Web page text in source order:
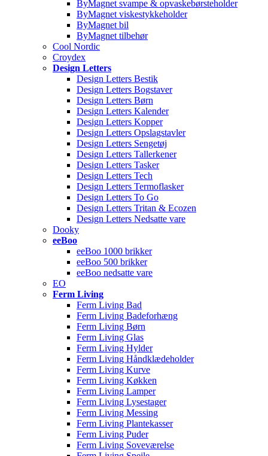
ByMagnet svampe & opvaskebørsteholder
ByMagnet viskestykkeholder
ByMagnet bil
ByMagnet tilbehør
Cool Nordic
Croydex
Design Letters
Design Letters Bestik
Design Letters Bogstaver
Design Letters Børn
Design Letters Kalender
Design Letters Kopper
Design Letters Opslagstavler
Design Letters Sengetøj
Design Letters Tallerkener
Design Letters Tasker
Design Letters Tech
Design Letters Termoflasker
Design Letters To Go
Design Letters Tritan & Ecozen
Design Letters Nedsatte vare
Dooky
eeBoo
eeBoo 1000 brikker
eeBoo 500 brikker
eeBoo nedsatte vare
EO
Ferm Living
Ferm Living Bad
Ferm Living Badeforhæng
Ferm Living Børn
Ferm Living Glas
Ferm Living Hylder
Ferm Living Håndklædeholder
Ferm Living Kurve
Ferm Living Køkken
Ferm Living Lamper
Ferm Living Lysestager
Ferm Living Messing
Ferm Living Plantekasser
Ferm Living Puder
Ferm Living Soveværelse